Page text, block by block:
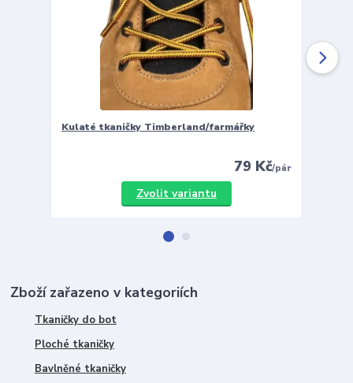
Kulaté tkaničky Timberland/farmářky
79 Kč/pár
Zvolit variantu
Zboží zařazeno v kategoriích
Tkaničky do bot
Ploché tkaničky
Bavlněné tkaničky